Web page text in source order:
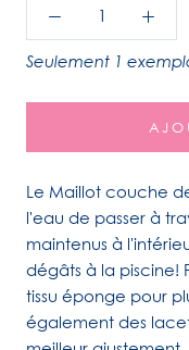
Seulement 1
Le Maillot couche
l'eau de passer à
maintenus à
dégâts à la piscine!
tissu éponge pour
également des